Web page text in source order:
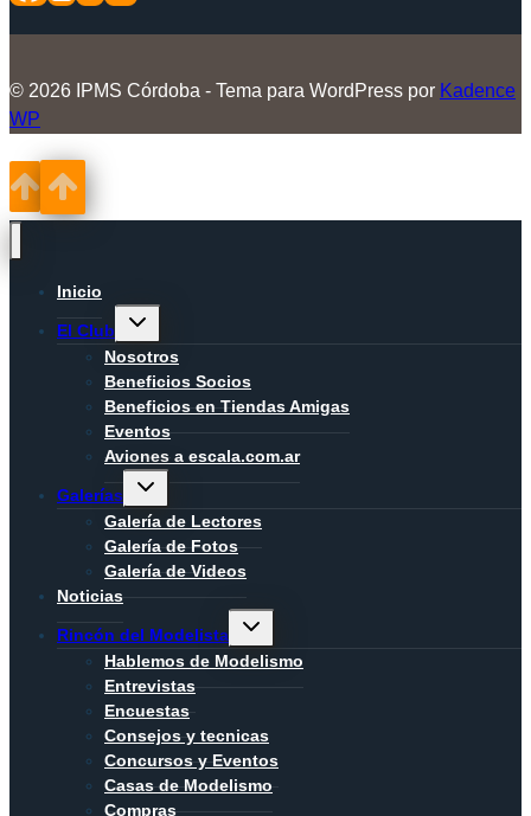
© 2026 IPMS Córdoba - Tema para WordPress por Kadence
WP
Inicio
El Club
Alternar
hijo
Nosotros
Beneficios Socios
Beneficios en Tiendas Amigas
Eventos
Aviones a escala.com.ar
Galerías
Alternar
hijo
Galería de Lectores
Galería de Fotos
Galería de Videos
Noticias
Rincón del Modelista
Alternar
hijo
Hablemos de Modelismo
Entrevistas
Encuestas
Consejos y tecnicas
Concursos y Eventos
Casas de Modelismo
Compras